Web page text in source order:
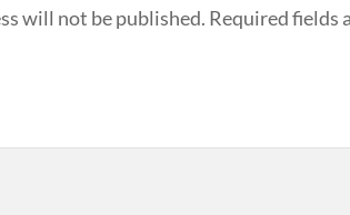
will not be published. Required fields